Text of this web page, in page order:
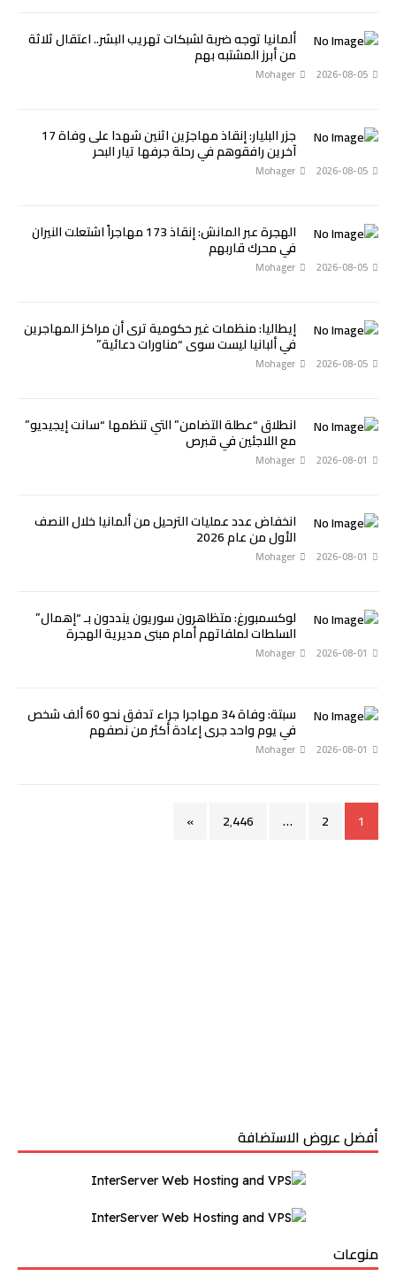
ألمانيا توجه ضربة لشبكات تهريب البشر.. اعتقال ثلاثة
من أبرز المشتبه بهم
2026-08-05
Mohager
جزر البليار: إنقاذ مهاجرَين اثنين شهدا على وفاة 17
آخرين رافقوهم في رحلة جرفها تيار البحر
2026-08-05
Mohager
الهجرة عبر المانش: إنقاذ 173 مهاجراً اشتعلت النيران
في محرك قاربهم
2026-08-05
Mohager
إيطاليا: منظمات غير حكومية ترى أن مراكز المهاجرين
في ألبانيا ليست سوى “مناورات دعائية”
2026-08-05
Mohager
انطلاق “عطلة التضامن” التي تنظمها “سانت إيجيديو”
مع اللاجئين في قبرص
2026-08-01
Mohager
انخفاض عدد عمليات الترحيل من ألمانيا خلال النصف
الأول من عام 2026
2026-08-01
Mohager
لوكسمبورغ: متظاهرون سوريون ينددون بـ “إهمال”
السلطات لملفاتهم أمام مبنى مديرية الهجرة
2026-08-01
Mohager
سبتة: وفاة 34 مهاجرا جراء تدفق نحو 60 ألف شخص
في يوم واحد جرى إعادة أكثر من نصفهم
2026-08-01
Mohager
1
2
… 2٬446 »
أفضل عروض الاستضافة
منوعات